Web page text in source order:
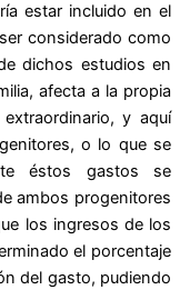
estar incluido en el
considerado como
dichos estudios en
afecta a la propia
y aquí
o lo que se
éstos gastos se
ambos progenitores
los ingresos de los
el porcentaje
del gasto, pudiendo